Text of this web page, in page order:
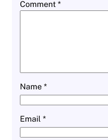
Comment *
Name *
Email *